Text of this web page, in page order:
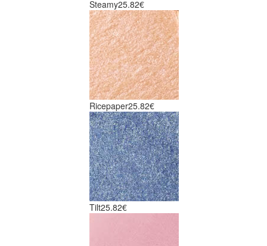
Steamy25.82€
Ricepaper25.82€
Tilt25.82€